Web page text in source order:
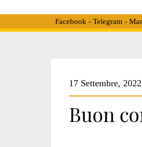
Facebook - Telegram -
17 Settembre,
Buon